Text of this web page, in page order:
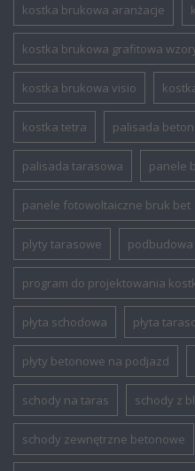
kostka brukowa aranżacje
kostka brukowa grafitowa
kostka brukowa visio
kostka tetra palisada
palisada tarasowa panele
panele fotowoltaiczne bruk bet
plyty tarasowe
program do projektowania
płyta schodowa płyta
płyty betonowe na podjazd
schody na taras schody z
schody zewnętrzne betonowe